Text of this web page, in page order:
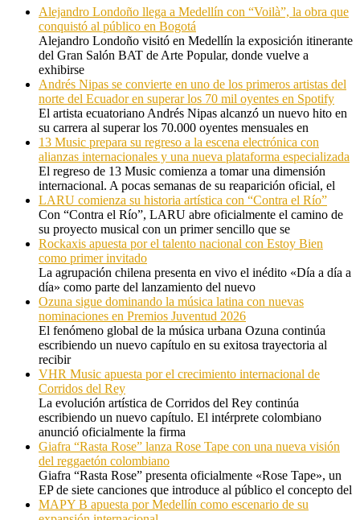
Alejandro Londoño llega a Medellín con “Voilà”, la obra que
conquistó al público en Bogotá
Alejandro Londoño visitó en Medellín la exposición itinerante
del Gran Salón BAT de Arte Popular, donde vuelve a
exhibirse
Andrés Nipas se convierte en uno de los primeros artistas del
norte del Ecuador en superar los 70 mil oyentes en Spotify
El artista ecuatoriano Andrés Nipas alcanzó un nuevo hito en
su carrera al superar los 70.000 oyentes mensuales en
13 Music prepara su regreso a la escena electrónica con
alianzas internacionales y una nueva plataforma especializada
El regreso de 13 Music comienza a tomar una dimensión
internacional. A pocas semanas de su reaparición oficial, el
LARU comienza su historia artística con “Contra el Río”
Con “Contra el Río”, LARU abre oficialmente el camino de
su proyecto musical con un primer sencillo que se
Rockaxis apuesta por el talento nacional con Estoy Bien
como primer invitado
La agrupación chilena presenta en vivo el inédito «Día a día a
día» como parte del lanzamiento del nuevo
Ozuna sigue dominando la música latina con nuevas
nominaciones en Premios Juventud 2026
El fenómeno global de la música urbana Ozuna continúa
escribiendo un nuevo capítulo en su exitosa trayectoria al
recibir
VHR Music apuesta por el crecimiento internacional de
Corridos del Rey
La evolución artística de Corridos del Rey continúa
escribiendo un nuevo capítulo. El intérprete colombiano
anunció oficialmente la firma
Giafra “Rasta Rose” lanza Rose Tape con una nueva visión
del reggaetón colombiano
Giafra “Rasta Rose” presenta oficialmente «Rose Tape», un
EP de siete canciones que introduce al público el concepto del
MAPY B apuesta por Medellín como escenario de su